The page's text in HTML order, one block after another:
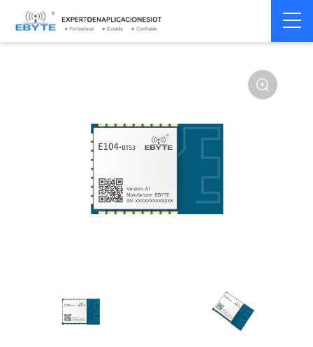
Home > Módulo > BLE > EFR32**
